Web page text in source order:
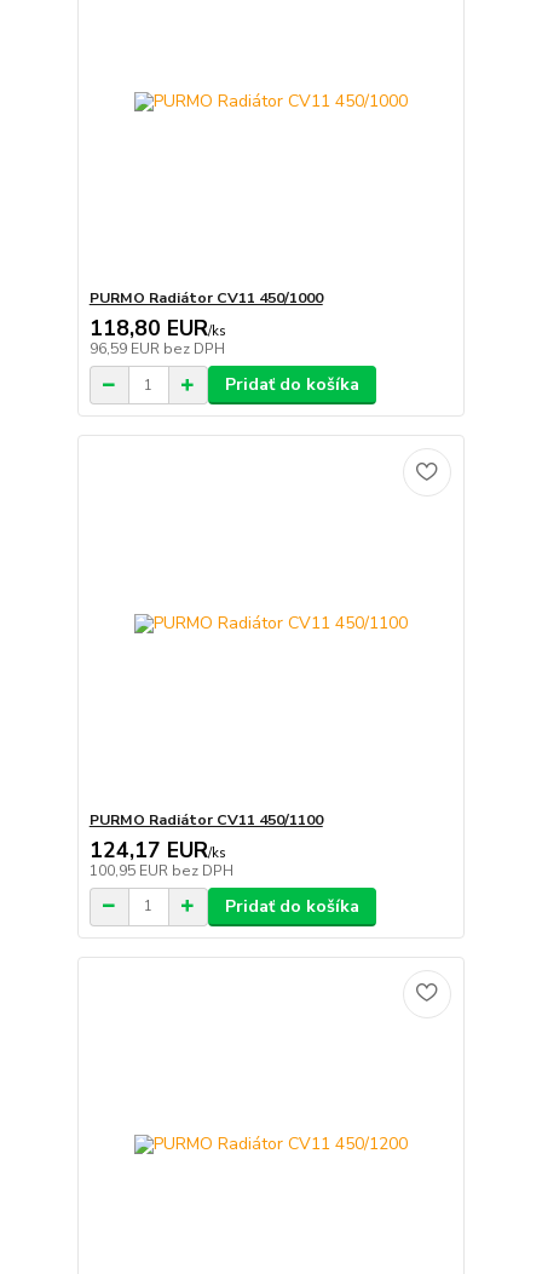
PURMO Radiátor CV11 450/1000
118,80 EUR/ks
96,59 EUR bez DPH
Pridať do košíka
PURMO Radiátor CV11 450/1100
124,17 EUR/ks
100,95 EUR bez DPH
Pridať do košíka